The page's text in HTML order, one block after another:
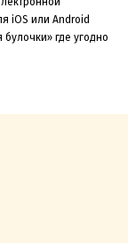
iOS или Android
где угодно